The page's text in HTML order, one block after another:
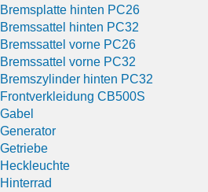
Bremsplatte hinten PC26
Bremssattel hinten PC32
Bremssattel vorne PC26
Bremssattel vorne PC32
Bremszylinder hinten PC32
Frontverkleidung CB500S
Gabel
Generator
Getriebe
Heckleuchte
Hinterrad